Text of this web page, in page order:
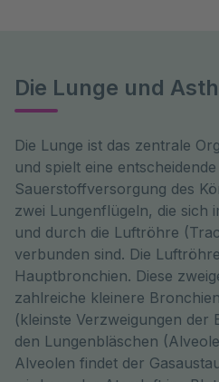
Die Lunge und
Die Lunge ist das zentrale
und spielt eine
Sauerstoffversorgung des
zwei Lungenflügeln, die sich
und durch die Luftröhre
verbunden sind. Die
Hauptbronchien. Diese
zahlreiche kleinere
(kleinste Verzweigungen der
den Lungenbläschen
Alveolen findet der